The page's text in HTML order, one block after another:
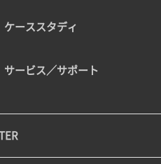
ケーススタディ
サービス／サポート